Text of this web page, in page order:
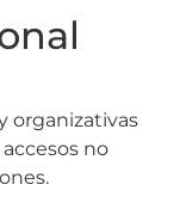
organizativas
no